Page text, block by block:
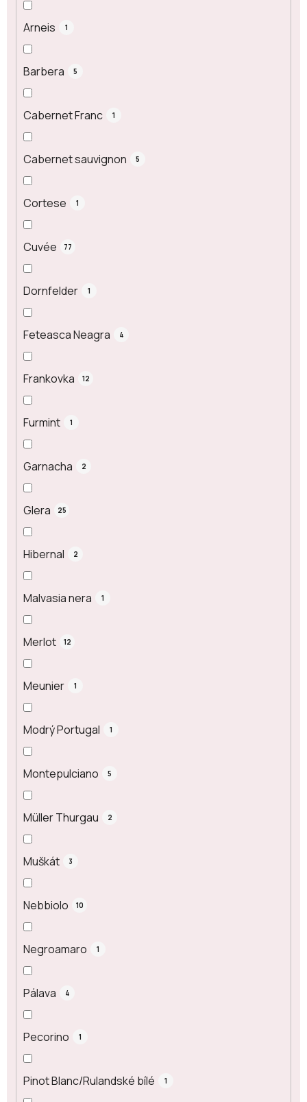
Arneis 1
Barbera 5
Cabernet Franc 1
Cabernet sauvignon 5
Cortese 1
Cuvée 77
Dornfelder 1
Feteasca Neagra 4
Frankovka 12
Furmint 1
Garnacha 2
Glera 25
Hibernal 2
Malvasia nera 1
Merlot 12
Meunier 1
Modrý Portugal 1
Montepulciano 5
Müller Thurgau 2
Muškát 3
Nebbiolo 10
Negroamaro 1
Pálava 4
Pecorino 1
Pinot Blanc/Rulandské bílé 1